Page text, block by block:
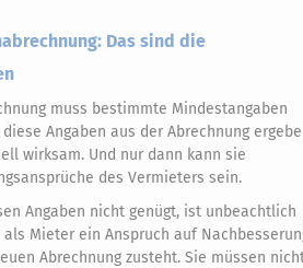
Das sind die
muss bestimmte Mindestangaben
Angaben aus der Abrechnung
wirksam. Und nur dann kann sie
des Vermieters sein.
Angaben nicht genügt, ist unbeachtlich
Mieter ein Anspruch auf
Abrechnung zusteht. Sie müssen